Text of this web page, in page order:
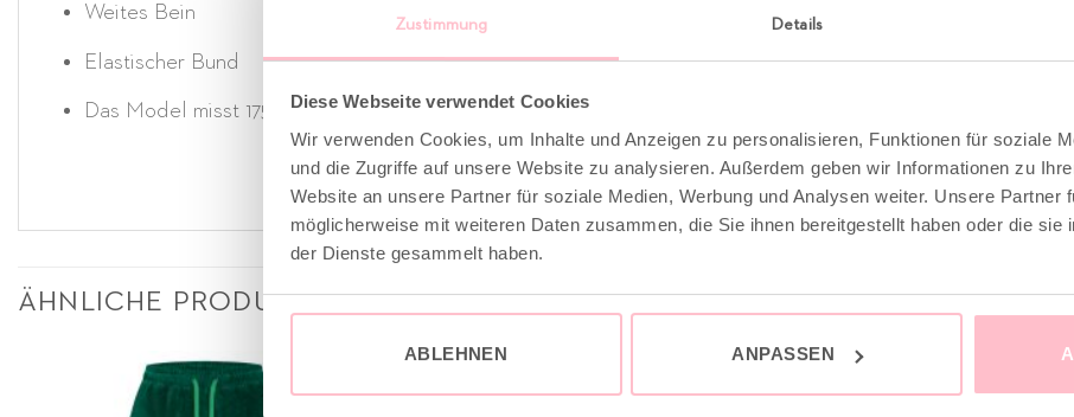
Zustimmung Details
Diese Webseite verwendet Cookies
Wir verwenden Cookies, um Inhalte und Anzeigen zu personalisieren, Funktionen für soziale
und die Zugriffe auf unsere Website zu analysieren. Außerdem geben wir Informationen zu
Website an unsere Partner für soziale Medien, Werbung und Analysen weiter. Unsere Partner
möglicherweise mit weiteren Daten zusammen, die Sie ihnen bereitgestellt haben oder die sie
der Dienste gesammelt haben.
ABLEHNEN ANPASSEN
Weites Bein
Elastischer Bund
Das Model misst 175 cm und trägt Gr. M
ÄHNLICHE PRODUKTE
sale sale